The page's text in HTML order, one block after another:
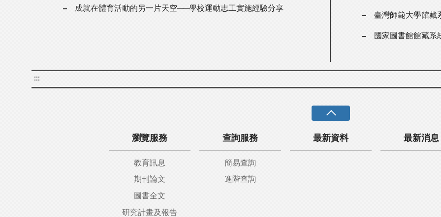
成就在體育活動的另一片天空──學校運動志工實施經驗分享
臺灣師範大學館藏
國家圖書館館藏系
:::
瀏覽服務
教育訊息
期刊論文
圖書全文
研究計畫及報告
查詢服務
簡易查詢
進階查詢
最新資料 最新消息